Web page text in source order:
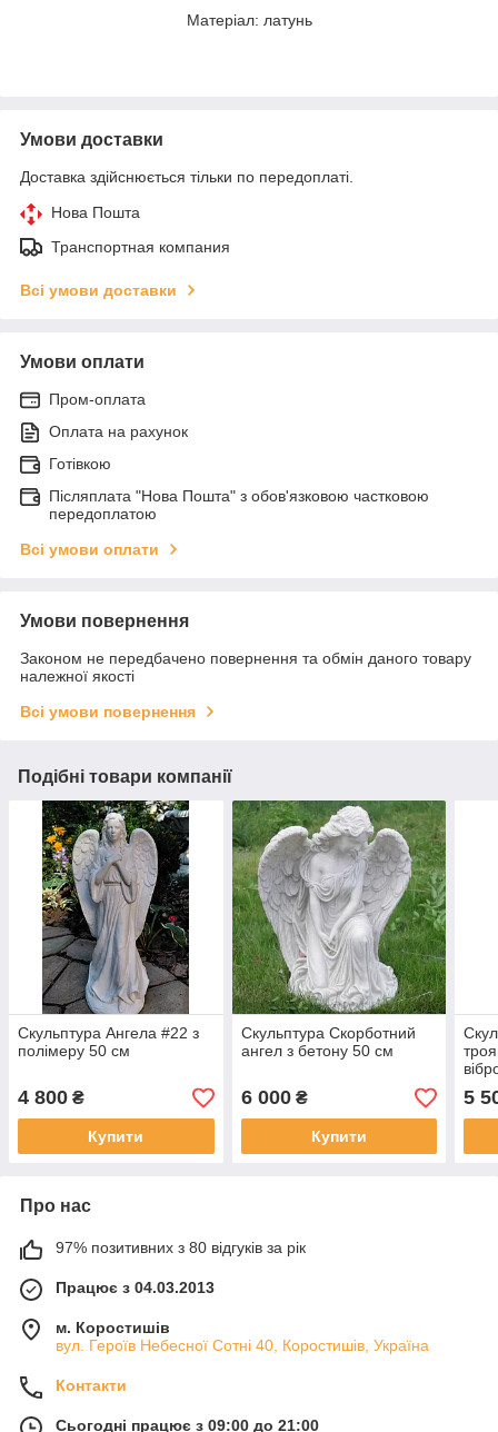
Матеріал: латунь
Умови доставки
Доставка здійснюється тільки по передоплаті.
Нова Пошта
Транспортная компания
Всі умови доставки
Умови оплати
Пром-оплата
Оплата на рахунок
Готівкою
Післяплата "Нова Пошта" з обов'язковою частковою
передоплатою
Всі умови оплати
Умови повернення
Законом не передбачено повернення та обмін даного товару
належної якості
Всі умови повернення
Подібні товари компанії
Скульптура Ангела #22 з
полімеру 50 см
4 800 ₴
Купити
Скульптура Скорботний
ангел з бетону 50 см
6 000₴
Купити
5
Про нас
97% позитивних з 80 відгуків за рік
Працює з 04.03.2013
м. Коростишів
вул. Героїв Небесної Сотні 40, Коростишів, Україна
Контакти
Сьогодні працює з 09:00 до 21:00